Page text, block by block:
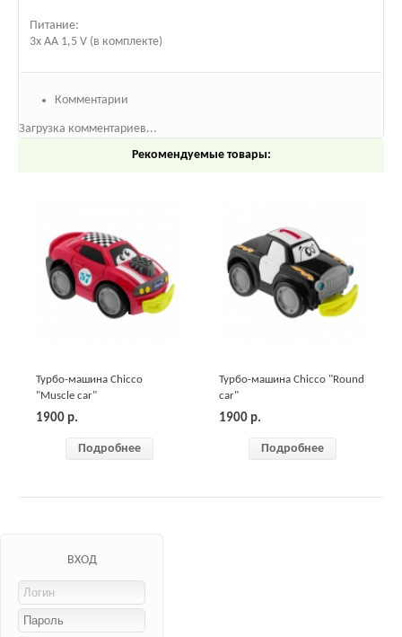
Питание:
3x AA 1,5 V (в комплекте)
Комментарии
Загрузка комментариев...
Рекомендуемые товары:
Турбо-машина Chicco
"Muscle car"
1900 р.
Подробнее
Турбо-машина Chicco "Round
car"
1900 р.
Подробнее
ВХОД